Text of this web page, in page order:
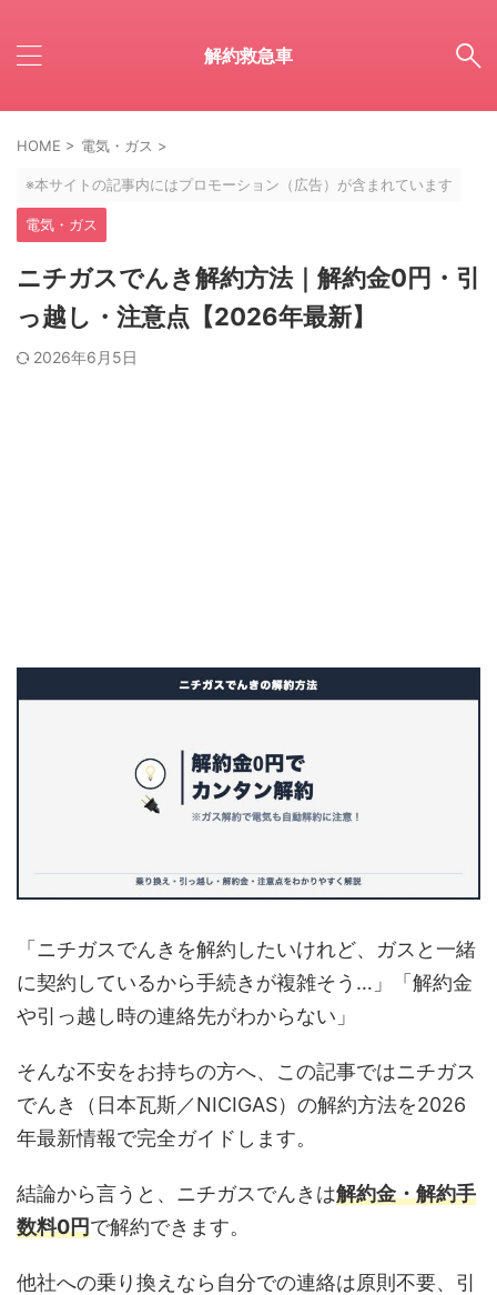
解約救急車
HOME > 電気・ガス >
※本サイトの記事内にはプロモーション（広告）が含まれています
電気・ガス
ニチガスでんき解約方法｜解約金0円・引
っ越し・注意点【2026年最新】
2026年6月5日
「ニチガスでんきを解約したいけれど、ガスと一緒
に契約しているから手続きが複雑そう…」「解約金
や引っ越し時の連絡先がわからない」
そんな不安をお持ちの方へ、この記事ではニチガス
でんき（日本瓦斯／NICIGAS）の解約方法を2026
年最新情報で完全ガイドします。
結論から言うと、ニチガスでんきは解約金・解約手
数料0円で解約できます。
他社への乗り換えなら自分での連絡は原則不要、引